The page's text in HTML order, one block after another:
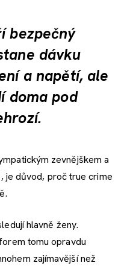
bezpečný
dávku
a napětí, ale
doma pod
zevnějškem a
je důvod, proč true crime
hlavně ženy.
tomu opravdu
zajímavější než